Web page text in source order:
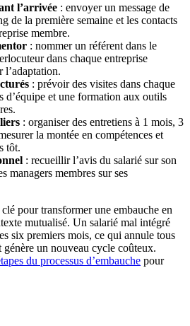
l’arrivée : envoyer un message de
de la première semaine et les contacts
membre.
: nommer un référent dans le
dans chaque entreprise
l’adaptation.
: prévoir des visites dans chaque
d’équipe et une formation aux outils
: organiser des entretiens à 1 mois, 3
la montée en compétences et
tôt.
: recueillir l’avis du salarié sur son
managers membres sur ses
pour transformer une embauche en
mutualisé. Un salarié mal intégré
six premiers mois, ce qui annule tous
génère un nouveau cycle coûteux.
du processus d’embauche pour